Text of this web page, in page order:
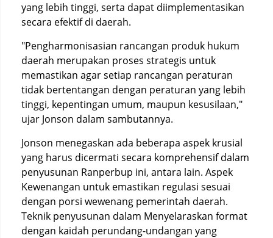
yang lebih tinggi, serta dapat diimplementasikan
secara efektif di daerah.
"Pengharmonisasian rancangan produk hukum
daerah merupakan proses strategis untuk
memastikan agar setiap rancangan peraturan
tidak bertentangan dengan peraturan yang lebih
tinggi, kepentingan umum, maupun kesusilaan,"
ujar Jonson dalam sambutannya.
Jonson menegaskan ada beberapa aspek krusial
yang harus dicermati secara komprehensif dalam
penyusunan Ranperbup ini, antara lain. Aspek
Kewenangan untuk emastikan regulasi sesuai
dengan porsi wewenang pemerintah daerah.
Teknik penyusunan dalam Menyelaraskan format
dengan kaidah perundang-undangan yang